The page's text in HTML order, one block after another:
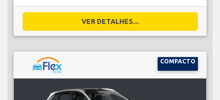
VER DETALHES...
COMPACTO